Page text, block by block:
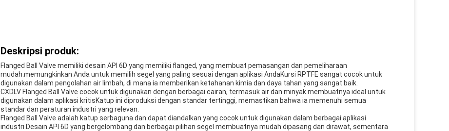
Deskripsi produk:
Flanged Ball Valve memiliki desain API 6D yang memiliki flanged, yang membuat pemasangan dan pemeliharaan
mudah.memungkinkan Anda untuk memilih segel yang paling sesuai dengan aplikasi AndaKursi RPTFE sangat cocok untuk
digunakan dalam pengolahan air limbah, di mana ia memberikan ketahanan kimia dan daya tahan yang sangat baik.
CXDLV Flanged Ball Valve cocok untuk digunakan dengan berbagai cairan, termasuk air dan minyak.membuatnya ideal untuk
digunakan dalam aplikasi kritisKatup ini diproduksi dengan standar tertinggi, memastikan bahwa ia memenuhi semua
standar dan peraturan industri yang relevan.
Flanged Ball Valve adalah katup serbaguna dan dapat diandalkan yang cocok untuk digunakan dalam berbagai aplikasi
industri.Desain API 6D yang bergelombang dan berbagai pilihan segel membuatnya mudah dipasang dan dirawat, sementara